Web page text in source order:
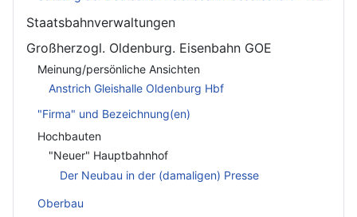
Staatsbahnverwaltungen
Großherzogl. Oldenburg. Eisenbahn GOE
Meinung/persönliche Ansichten
Anstrich Gleishalle Oldenburg Hbf
"Firma" und Bezeichnung(en)
Hochbauten
"Neuer" Hauptbahnhof
Der Neubau in der (damaligen) Presse
Oberbau